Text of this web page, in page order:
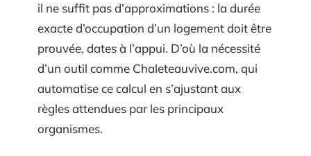
il ne suffit pas d’approximations : la durée
exacte d’occupation d’un logement doit être
prouvée, dates à l’appui. D’où la nécessité
d’un outil comme Chaleteauvive.com, qui
automatise ce calcul en s’ajustant aux
règles attendues par les principaux
organismes.